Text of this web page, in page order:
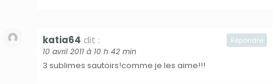
katia64 dit :
10 avril 2011 à 10 h 42 min
3 sublimes sautoirs!comme je les aime!!!
Répondre